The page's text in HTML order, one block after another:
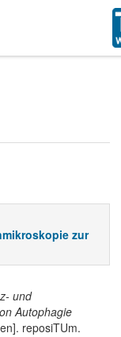
zur
und
Autophagie
reposiTUm.